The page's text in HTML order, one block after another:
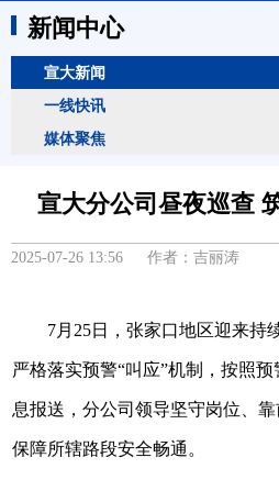
新闻中心
宣大新闻
一线快讯
媒体聚焦
宣大分公司昼夜巡查
2025-07-26 13:56 作者：吉丽涛
7月25日，张家口地区迎来持
严格落实预警“叫应”机制，按照
息报送，分公司领导坚守岗位、
保障所辖路段安全畅通。